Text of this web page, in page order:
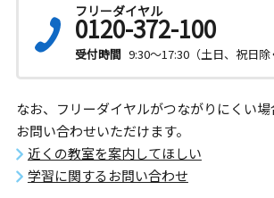
フリーダイヤル
0120-372-100
受付時間 9:30～17:30（土日、祝日除
なお、フリーダイヤルがつながりにくい
お問い合わせいただけます。
近くの教室を案内してほしい
学習に関するお問い合わせ